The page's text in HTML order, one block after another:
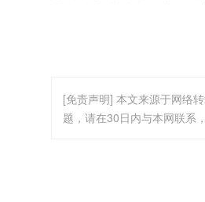
[免责声明] 本文来源于网络
题，请在30日内与本网联系